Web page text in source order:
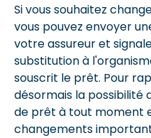
Si vous souhaitez
vous pouvez envoyer
votre assureur et
substitution à
souscrit le prêt. Pour
désormais la possibilité
de prêt à tout moment
changements